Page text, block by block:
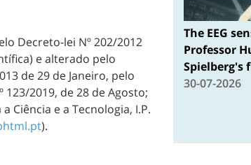
Decreto-lei Nº 202/2012
e alterado pelo
de 29 de Janeiro, pelo
123/2019, de 28 de Agosto;
Ciência e a Tecnologia, I.P.
).
The EEG
Professor
Spielberg's
30-07-2026